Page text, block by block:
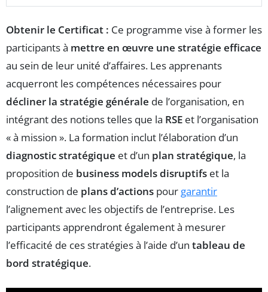
Obtenir le Certificat : Ce programme vise à former les
participants à mettre en œuvre une stratégie efficace
au sein de leur unité d’affaires. Les apprenants
acquerront les compétences nécessaires pour
décliner la stratégie générale de l’organisation, en
intégrant des notions telles que la RSE et l’organisation
« à mission ». La formation inclut l’élaboration d’un
diagnostic stratégique et d’un plan stratégique, la
proposition de business models disruptifs et la
construction de plans d’actions pour garantir
l’alignement avec les objectifs de l’entreprise. Les
participants apprendront également à mesurer
l’efficacité de ces stratégies à l’aide d’un tableau de
bord stratégique.